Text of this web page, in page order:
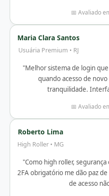
📅 Avaliado
Maria Clara Santos
Usuária Premium • RJ
"Melhor sistema de login
quando acesso de
tranquilidade.
📅 Avaliado
Roberto Lima
High Roller • MG
"Como high roller,
2FA obrigatório me dão paz
de acesso